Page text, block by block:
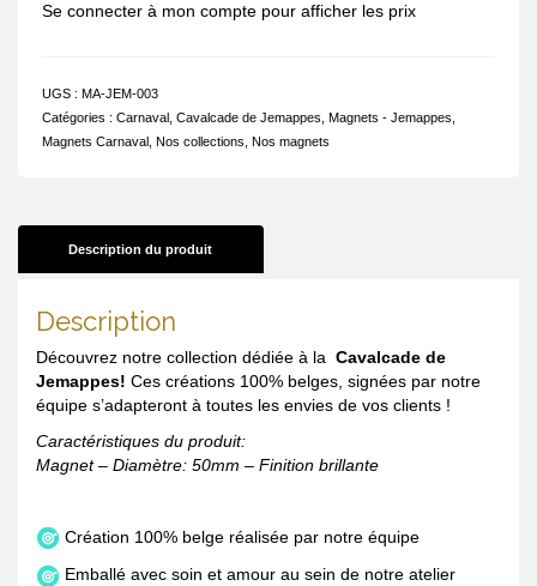
Se connecter à mon compte pour afficher les prix
UGS : MA-JEM-003
Catégories : Carnaval Cavalcade de Jemappes Magnets - Jemappes
Magnets Carnaval Nos collections Nos magnets
Description du produit
Description
Découvrez notre collection dédiée à la Cavalcade de
Jemappes! Ces créations 100% belges, signées par notre
équipe s’adapteront à toutes les envies de vos clients !
Caractéristiques du produit:
Magnet – Diamètre: 50mm – Finition brillante
Création 100% belge réalisée par notre équipe
Emballé avec soin et amour au sein de notre atelier